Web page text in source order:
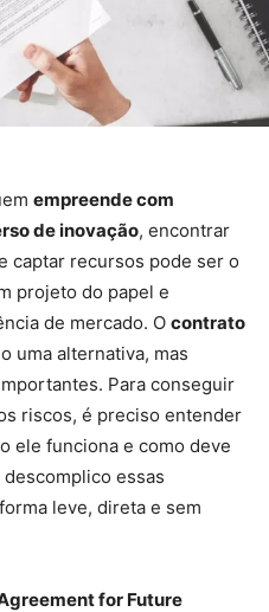
empreende com
de inovação, encontrar
captar recursos pode ser o
projeto do papel e
de mercado. O contrato
uma alternativa, mas
Para conseguir
riscos, é preciso entender
ele funciona e como deve
essas
leve, direta e sem
for Future